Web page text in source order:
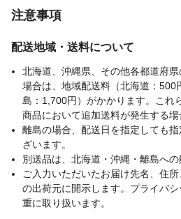
注意事項
配送地域・送料について
北海道、沖縄県、その他各都道府
場合は、地域配送料（北海道：500
島：1,700円）がかかります。これ
商品において追加送料が発生する場
離島の場合、配送日を指定しても
ざいます。
別送品は、北海道・沖縄・離島への
ご入力いただいたお届け先名、住
の出荷元に開示します。プライバ
重に取り扱います。